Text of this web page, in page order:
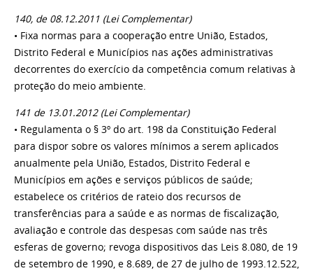
140, de 08.12.2011 (Lei Complementar)
• Fixa normas para a cooperação entre União, Estados,
Distrito Federal e Municípios nas ações administrativas
decorrentes do exercício da competência comum relativas à
proteção do meio ambiente.
141 de 13.01.2012 (Lei Complementar)
• Regulamenta o § 3º do art. 198 da Constituição Federal
para dispor sobre os valores mínimos a serem aplicados
anualmente pela União, Estados, Distrito Federal e
Municípios em ações e serviços públicos de saúde;
estabelece os critérios de rateio dos recursos de
transferências para a saúde e as normas de fiscalização,
avaliação e controle das despesas com saúde nas três
esferas de governo; revoga dispositivos das Leis 8.080, de 19
de setembro de 1990, e 8.689, de 27 de julho de 1993.12.522,